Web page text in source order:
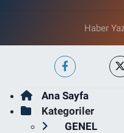
Haber
Ana Sayfa
Kategoriler
GENEL